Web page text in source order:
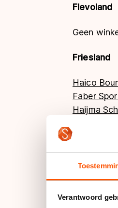
Verantwoord
Flevoland
Geen
Friesland
Haico
Faber
Haijma
Skeeler &
Zandstra